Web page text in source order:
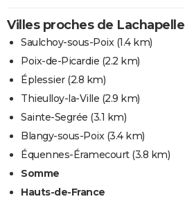
Villes proches de Lachapelle
Saulchoy-sous-Poix(1.4 km)
Poix-de-Picardie (2.2 km)
Éplessier(2.8 km)
Thieulloy-la-Ville (2.9 km)
Sainte-Segrée (3.1 km)
Blangy-sous-Poix(3.4 km)
Équennes-Éramecourt(3.8 km)
Somme
Hauts-de-France